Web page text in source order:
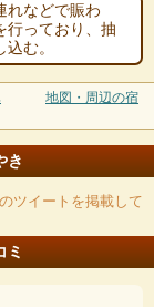
れなどで賑わ
行っており、抽
む。
地図・周辺の宿
き
ツイートを掲載して
ミ